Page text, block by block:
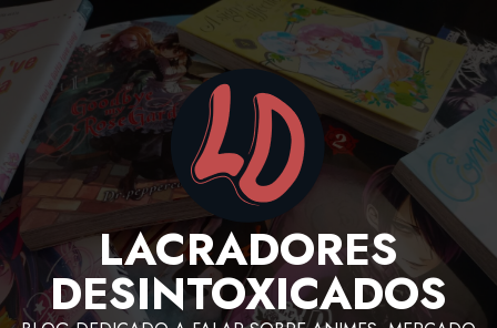
LACRADORES
DESINTOXICADOS